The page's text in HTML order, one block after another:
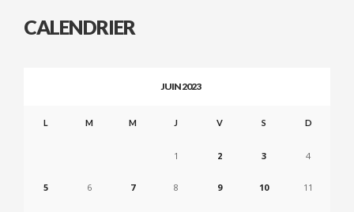
CALENDRIER
JUIN 2023
L M M J V S D
1 2 3 4
5 6 7 8 9 10 11